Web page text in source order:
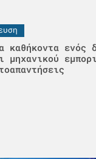
καθήκοντα ενός
μηχανικού